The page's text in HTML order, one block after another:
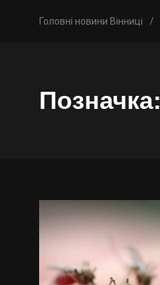
Головні новини Вінниці /
Позначка: